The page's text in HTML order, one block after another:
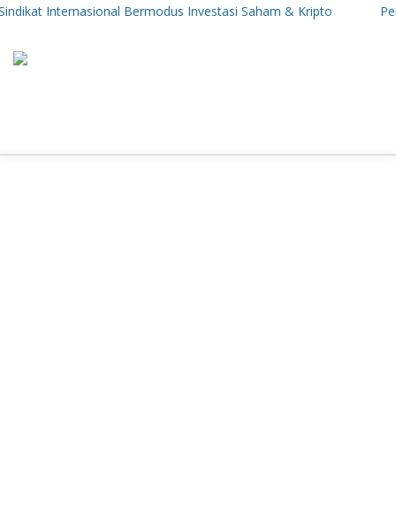
Bermodus Investasi Saham & Kripto Pengamat